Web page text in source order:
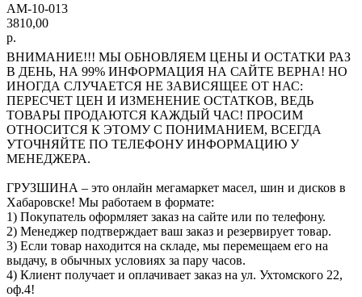
AM-10-013
3810,00
р.
ВНИМАНИЕ!!! МЫ ОБНОВЛЯЕМ ЦЕНЫ И ОСТАТКИ РАЗ
В ДЕНЬ, НА 99% ИНФОРМАЦИЯ НА САЙТЕ ВЕРНА! НО
ИНОГДА СЛУЧАЕТСЯ НЕ ЗАВИСЯЩЕЕ ОТ НАС:
ПЕРЕСЧЕТ ЦЕН И ИЗМЕНЕНИЕ ОСТАТКОВ, ВЕДЬ
ТОВАРЫ ПРОДАЮТСЯ КАЖДЫЙ ЧАС! ПРОСИМ
ОТНОСИТСЯ К ЭТОМУ С ПОНИМАНИЕМ, ВСЕГДА
УТОЧНЯЙТЕ ПО ТЕЛЕФОНУ ИНФОРМАЦИЮ У
МЕНЕДЖЕРА.
ГРУЗШИНА – это онлайн мегамаркет масел, шин и дисков в
Хабаровске! Мы работаем в формате:
1) Покупатель оформляет заказ на сайте или по телефону.
2) Менеджер подтверждает ваш заказ и резервирует товар.
3) Если товар находится на складе, мы перемещаем его на
выдачу, в обычных условиях за пару часов.
4) Клиент получает и оплачивает заказ на ул. Ухтомского 22,
оф.4!